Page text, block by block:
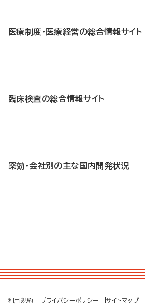
医療制度・医療経営の総合情報サイト
臨床検査の総合情報サイト
薬効・会社別の主な国内開発状況
利用規約 プライバシーポリシー サイトマップ